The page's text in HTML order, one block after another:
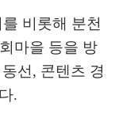
비롯해 분천
마을 등을 방
선, 콘텐츠 경
.